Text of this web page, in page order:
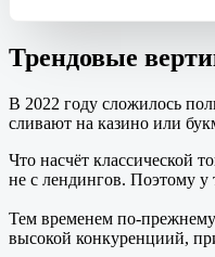
Трендовые
В 2022 году сложилось
сливают на казино или
Что насчёт классической
не с лендингов. Поэтому у
Тем временем по-
высокой конкуренциий,